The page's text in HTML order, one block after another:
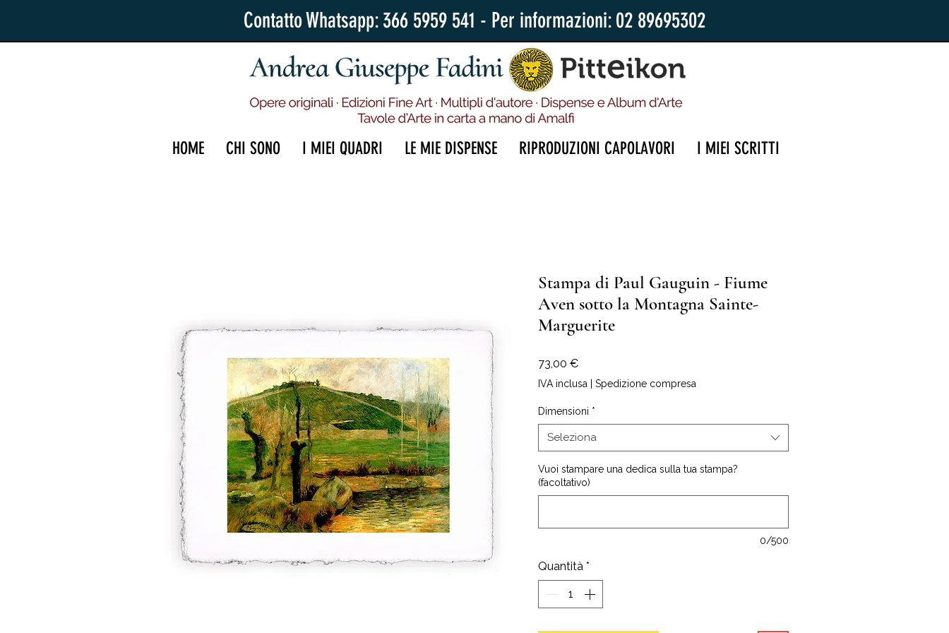
Contatto Whatsapp: 366 5959 541 - Per informazioni: 02 89695302
HOME CHI SONO I MIEI QUADRI LE MIE DISPENSE RIPRODUZIONI CAPOLAVORI I MIEI SCRITTI
Stampa di Paul Gauguin - Fiume
Aven sotto la Montagna Sainte-
Marguerite
73,00 €Prezzo
IVA inclusa Spedizione compresa
Dimensioni *
Seleziona
Vuoi stampare una dedica sulla tua stampa?
(facoltativo)
0/500
Quantità *